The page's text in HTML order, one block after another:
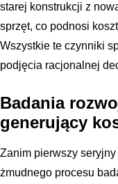
starej konstrukcji z
sprzęt, co podnosi
Wszystkie te czynniki
podjęcia racjonalnej
Badania
generujący
Zanim pierwszy
żmudnego procesu